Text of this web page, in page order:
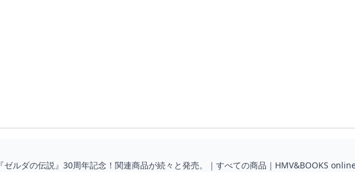
『ゼルダの伝説』30周年記念！関連商品が続々と発売。｜すべての商品｜HMV&BOOKS online